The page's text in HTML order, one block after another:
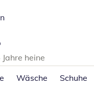
Jahre heine
Wäsche Schuhe